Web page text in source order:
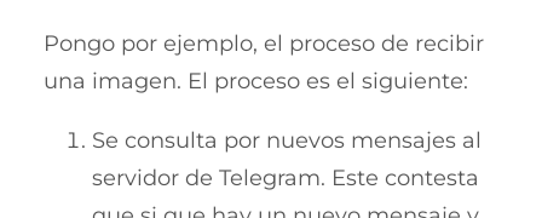
Pongo por ejemplo, el proceso de recibir
una imagen. El proceso es el siguiente:
Se consulta por nuevos mensajes al
servidor de Telegram. Este contesta